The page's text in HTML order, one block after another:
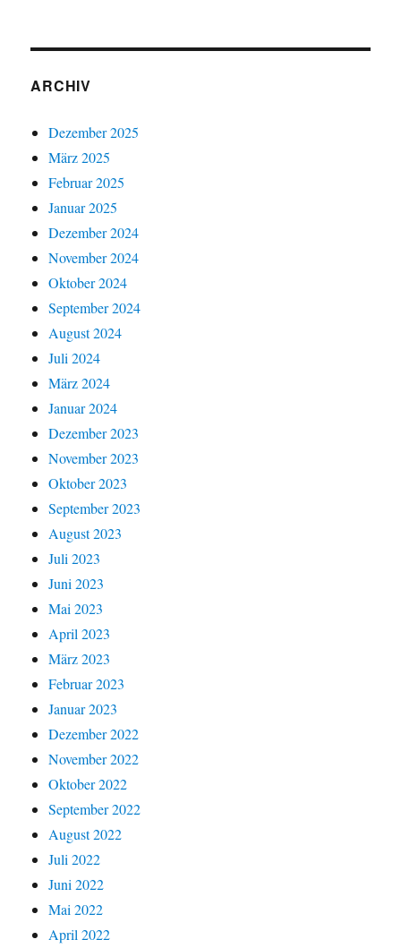
ARCHIV
Dezember 2025
März 2025
Februar 2025
Januar 2025
Dezember 2024
November 2024
Oktober 2024
September 2024
August 2024
Juli 2024
März 2024
Januar 2024
Dezember 2023
November 2023
Oktober 2023
September 2023
August 2023
Juli 2023
Juni 2023
Mai 2023
April 2023
März 2023
Februar 2023
Januar 2023
Dezember 2022
November 2022
Oktober 2022
September 2022
August 2022
Juli 2022
Juni 2022
Mai 2022
April 2022